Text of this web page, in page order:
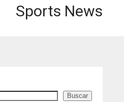
Sports News
Buscar